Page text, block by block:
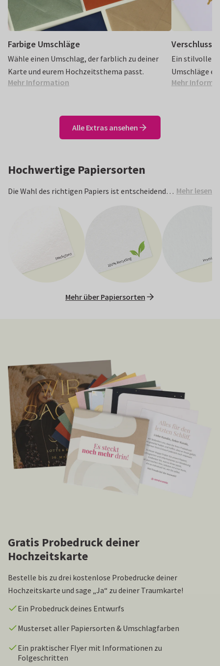
Farbige Umschläge
Wähle einen Umschlag, der farblich zu deiner
Karte und eurem Hochzeitsthema passt.
Mehr Information
Ein stilvoller,
Umschläge
Mehr
Alle Extras ansehen
Hochwertige Papiersorten
Die Wahl des richtigen Papiers ist entscheidend
bieten dir eine große Auswahl hochwertiger
Papiersorten, die deine Karten besonders edel
wirken lassen. Du kannst dich nicht entscheiden?
Bestelle dann einen kostenlosen Probedruck und
du erhältst ein Musterset, um zu Hause in Ruhe zu
Mehr lesen
Mehr über Papiersorten
Gratis Probedruck deiner
Hochzeitskarte
Bestelle bis zu drei kostenlose Probedrucke deiner
Hochzeitskarte und sage „Ja“ zu deiner Traumkarte!
Ein Probedruck deines Entwurfs
Musterset aller Papiersorten & Umschlagfarben
Ein praktischer Flyer mit Informationen zu
Folgeschritten